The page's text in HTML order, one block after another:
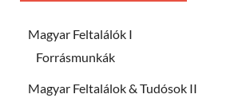
Magyar Feltalálók I
Forrásmunkák
Magyar Feltalálok & Tudósok II